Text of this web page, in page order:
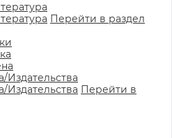
Перейти в раздел
Издательства
Издательства Перейти в